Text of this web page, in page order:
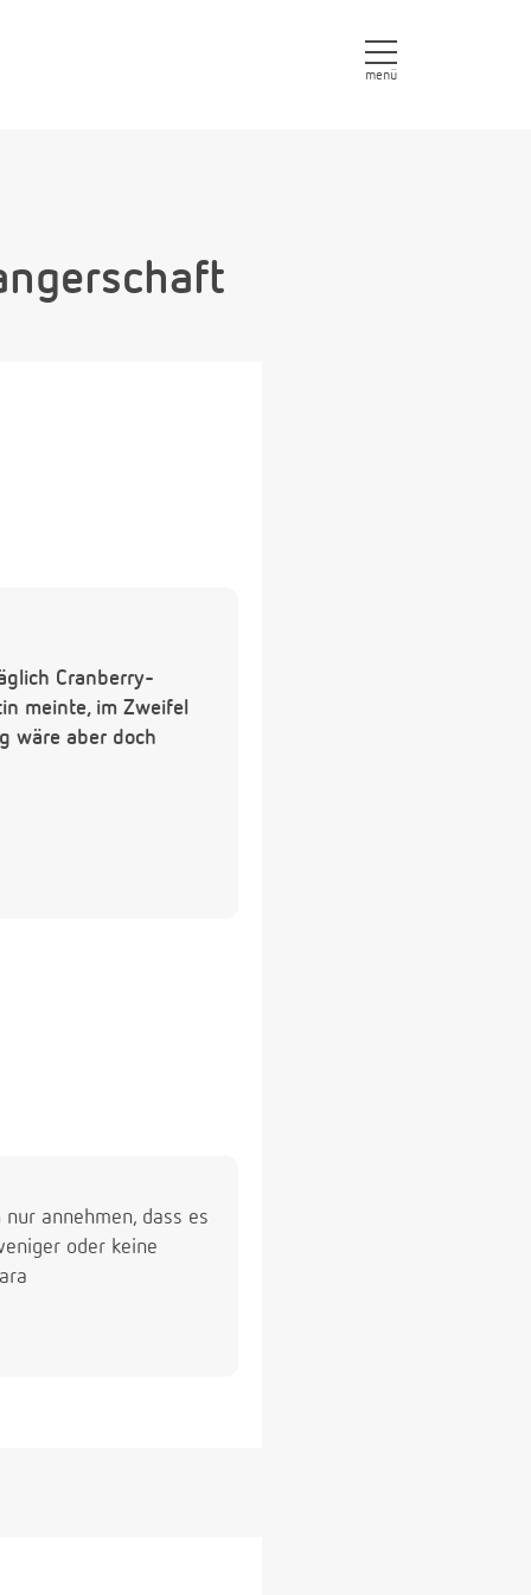
menü
Cranberry-
meinte, im Zweifel
wäre aber doch
annehmen, dass es
oder keine